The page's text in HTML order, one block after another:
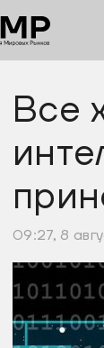
Все
09:27, 8